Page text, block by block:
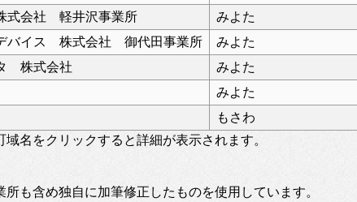
式会社 軽井沢事業所
みよた
バイス 株式会社 御代田事業所
みよた
株式会社
みよた
みよた
もさわ
名をクリックすると詳細が表示されます。
も含め独自に加筆修正したものを使用しています。